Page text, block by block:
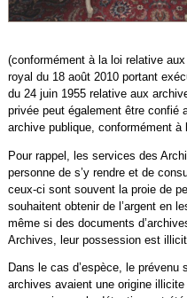
(conformément à la loi relative
royal du 18 août 2010 portant
du 24 juin 1955 relative aux
privée peut également être confié
archive publique, conformément à
Pour rappel, les services des
personne de s’y rendre et de
ceux-ci sont souvent la proie de
souhaitent obtenir de l’argent en
même si des documents
Archives, leur possession est
Dans le cas d’espèce, le
archives avaient une origine